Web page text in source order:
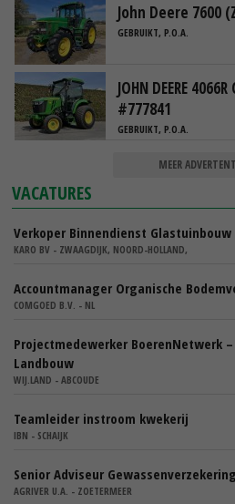
John Deere 7600
GEBRUIKT, P.O.A.
JOHN DEERE
#777841
GEBRUIKT, P.O.A.
MEER
VACATURES
Verkoper Binnendienst Glastuinbouw
KARO BV - ZWAAGDIJK, NOORD-HOLLAND,
Accountmanager Organische
COMGOED B.V. - NL
Projectmedewerker BoerenNetwerk
Landbouw
WIJ.LAND - ABCOUDE
Teamleider instroom kwekerij
IBN - SCHAIJK
Senior Adviseur
AGRIVER U.A. - ZOETERMEER